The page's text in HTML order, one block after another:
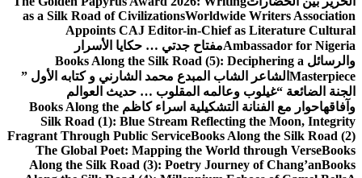
as a Silk Road of CivilizationsWorldwide Writers Association
Appoints CAJ Editor-in-Chief as Literature Cultural
Ambassador for Nigeriaمفتاح جدتي … حكايا الأسرار
والرسائل Books Along the Silk Road (5): Deciphering a
Masterpiece الشاعر الشاب المبدع محمد الشارني و كتابه الأول ”
الجنة الضائعة “غيلوب وعالمه المقلوب … حديث العوالم
وآفاقهاحوار مع الفنانة التشكيلية اسراء كاظم Books Along the
Silk Road (1): Blue Stream Reflecting the Moon, Integrity
Fragrant Through Public ServiceBooks Along the Silk Road (2)
The Global Poet: Mapping the World through VerseBooks
Along the Silk Road (3): Poetry Journey of Chang’anBooks